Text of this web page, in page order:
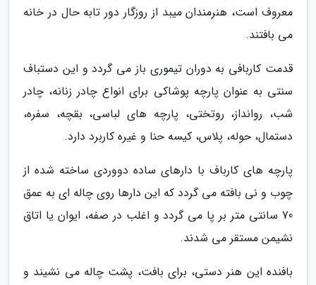
معروف است، هنرمندان میبد از روزگار دور تابه حال در خانه
می بافتند.
قدمت کاربافی به دوران تیموری باز می گردد و این دستباف
سنتی به عنوان پارچه پوشاکی برای انواع چادر زنانه، چادر
شب، روانداز، روتختی، پارچه های لباسی، بقچه، سفره،
دستمال، حوله، پلاس، کیسه حنا و غیره کاربرد دارد.
پارچه های کارباف با دارهای ساده دووردی ساخته شده از
چوب و نی بافته می گردد که این دارها روی چاله ای به عمق
70 سانتی متر بر پا می گردد و اغلب در صفه، ایوان یا اتاق
نشیمن مستقر می شدند.
بافنده این هنر دستی، برای بافت، پشت چاله می نشیند و